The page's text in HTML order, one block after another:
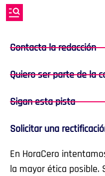
Contacta la redacción
Quiero ser parte de la
Sigan esta pista
Solicitar una
En HoraCero
la mayor ética posible.